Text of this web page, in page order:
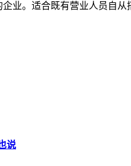
业。适合既有营业人员自
说